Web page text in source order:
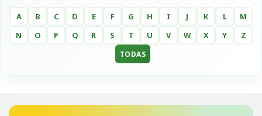
A B C D E F G H I J K L
M
N
O P Q R S T U V W X Y Z
TODAS